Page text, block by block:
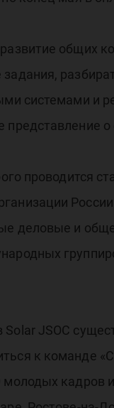
общих
системами и
проводится
деловые и
JSOC
к команде
молодых кадров